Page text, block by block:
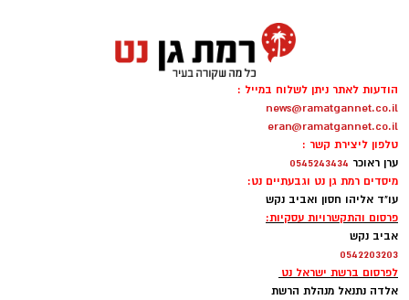
עיבוד חדש, ומלא דמיון ל"אליסה בארץ הפלאות"
מעניק לילדים כלים
להתמודד עם מעברי שינויים ופרידות
ילדות וילדים רבים זקוקים לעוגנים של ביטחון
ושגרה. מעבר דירה, החלפת גן או בית ספר
יסודי, או כל שינוי משמעותי אחר עלולים לעורר
אצלם חששות, חוסר ודאות ואף התנגדות.
דווקא בתקופות כאלה, סיפורים ותיאטרון יכולים
לספק מרחב בטוח שבו אפשר לפגוש את
הודעות לאתר ניתן לשלוח במייל :
news@ramatgannet.co.il
eran@ramatgannet.co.il
טלפון ליצירת קשר :
ערן ראוכר 0545243434
מיסדים רמת גן נט וגבעתיים נט:
עו"ד אליהו חסון ואביב נקש
פרסום והתקשרויות עסקיות:
אביב נקש
0542203203
לפרסום ברשת ישראל נט
אלדה נתנאל מנהלת הרשת